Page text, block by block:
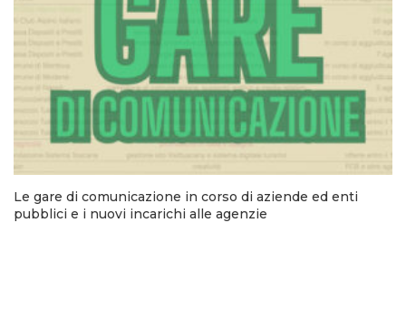
Le gare di comunicazione in corso di aziende ed enti
pubblici e i nuovi incarichi alle agenzie